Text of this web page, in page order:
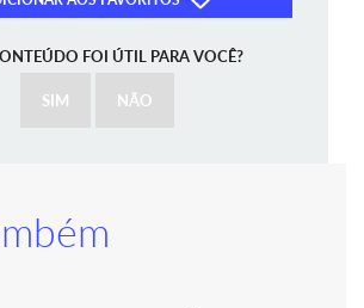
FOI ÚTIL PARA VOCÊ?
SIM NÃO